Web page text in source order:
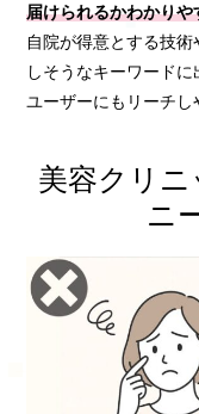
届けられるかわかり
自院が得意とする技
しそうなキーワード
ユーザーにもリーチし
美容クリ
ニ